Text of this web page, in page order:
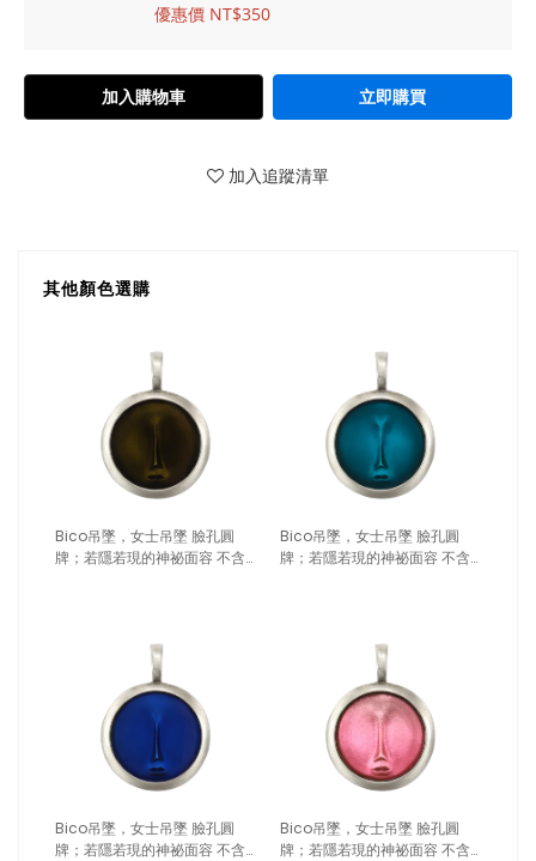
優惠價 NT$350
加入購物車 立即購買
加入追蹤清單
其他顏色選購
Bico吊墜，女士吊墜 臉孔圓
牌；若隱若現的神祕面容 不含
Bico吊墜，女士吊墜 臉孔圓
牌；若隱若現的神祕面容 不含
Bico吊墜，女士吊墜 臉孔圓
牌；若隱若現的神祕面容 不含
Bico吊墜，女士吊墜 臉孔圓
牌；若隱若現的神祕面容 不含